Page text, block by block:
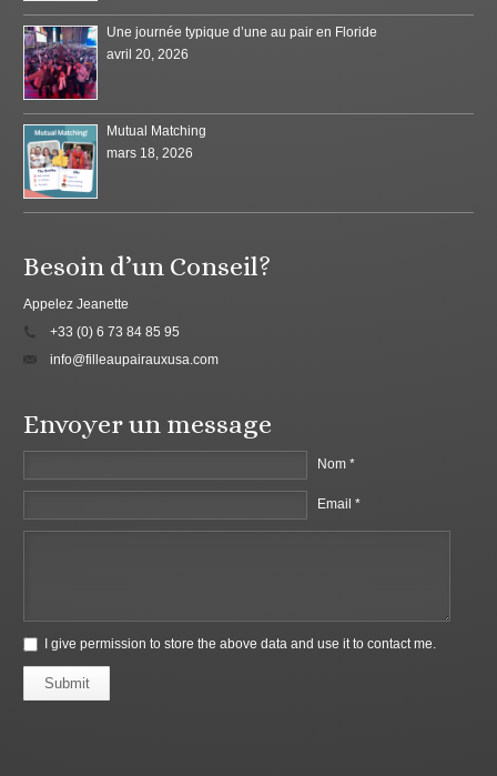
Une journée typique d’une au pair en Floride
avril 20, 2026
Mutual Matching
mars 18, 2026
Besoin d’un Conseil?
Appelez Jeanette
+33 (0) 6 73 84 85 95
info@filleaupairauxusa.com
Envoyer un message
Nom *
Email *
I give permission to store the above data and use it to contact me.
Submit